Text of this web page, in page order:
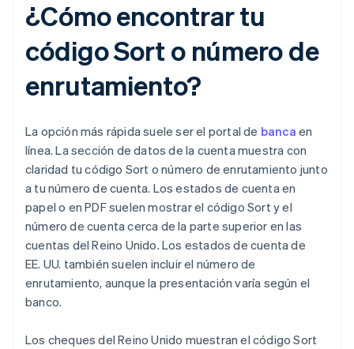
¿Cómo encontrar tu
código Sort o número de
enrutamiento?
La opción más rápida suele ser el portal de banca en
línea. La sección de datos de la cuenta muestra con
claridad tu código Sort o número de enrutamiento junto
a tu número de cuenta. Los estados de cuenta en
papel o en PDF suelen mostrar el código Sort y el
número de cuenta cerca de la parte superior en las
cuentas del Reino Unido. Los estados de cuenta de
EE. UU. también suelen incluir el número de
enrutamiento, aunque la presentación varía según el
banco.
Los cheques del Reino Unido muestran el código Sort